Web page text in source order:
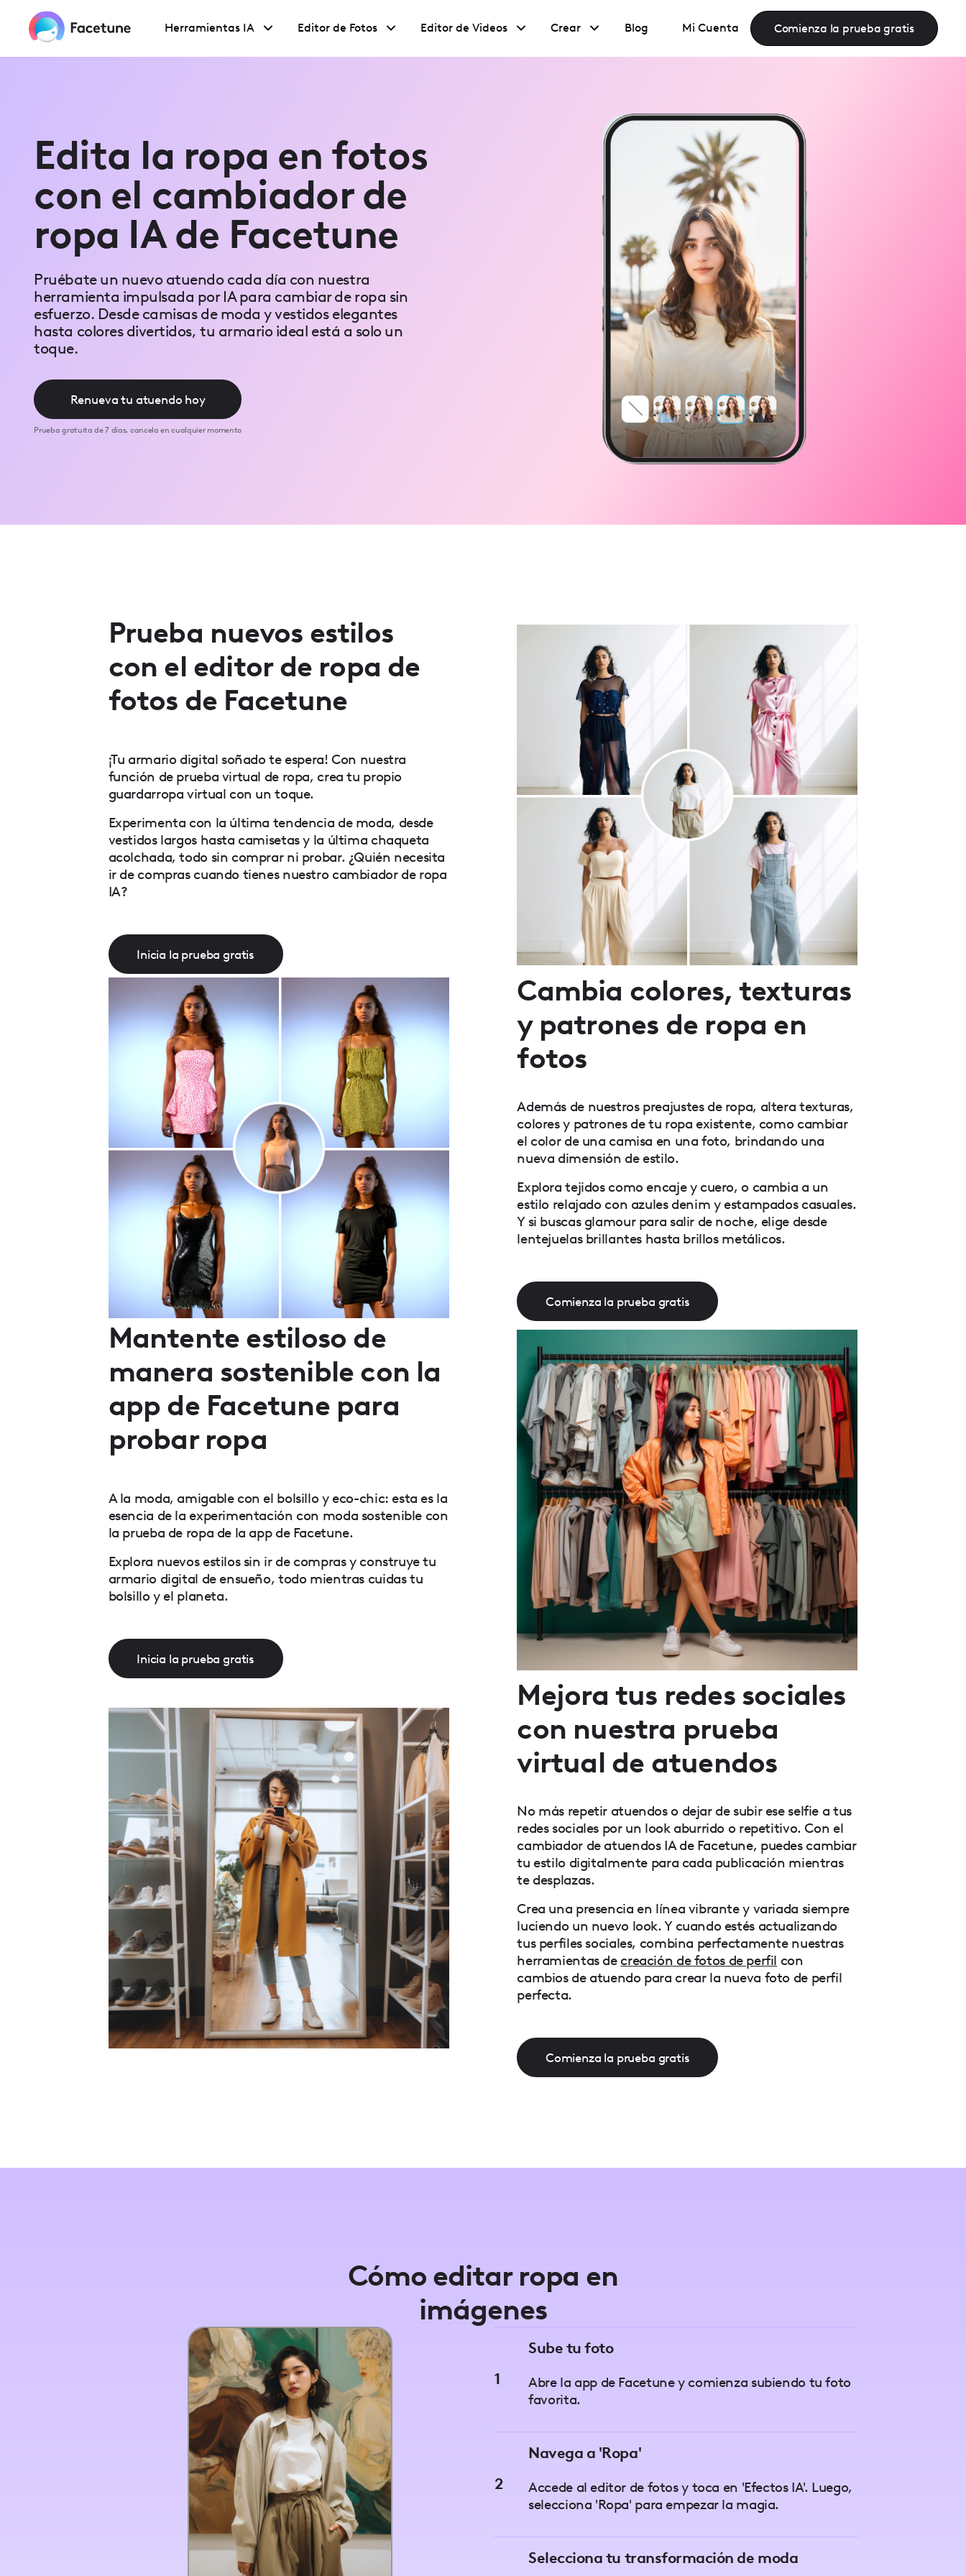
website
includes
disabilities
Control-
accessibility
Herramientas IA Editor de Fotos Editor de Videos Crear Blog Mi Cuenta Comienza la prueba gratis
Edita la ropa en fotos
con el cambiador de
ropa IA de Facetune
Pruébate un nuevo atuendo cada día con nuestra
herramienta impulsada por IA para cambiar de ropa sin
esfuerzo. Desde camisas de moda y vestidos elegantes
hasta colores divertidos, tu armario ideal está a solo un
toque.
Renueva tu atuendo hoy
Prueba gratuita de 7 días, cancela en cualquier momento
Prueba nuevos estilos
con el editor de ropa de
fotos de Facetune
¡Tu armario digital soñado te espera! Con nuestra
función de prueba virtual de ropa, crea tu propio
guardarropa virtual con un toque.
Experimenta con la última tendencia de moda, desde
vestidos largos hasta camisetas y la última chaqueta
acolchada, todo sin comprar ni probar. ¿Quién necesita
ir de compras cuando tienes nuestro cambiador de ropa
IA?
Inicia la prueba gratis
Cambia colores, texturas
y patrones de ropa en
fotos
Además de nuestros preajustes de ropa, altera texturas,
colores y patrones de tu ropa existente, como cambiar
el color de una camisa en una foto, brindando una
nueva dimensión de estilo.
Explora tejidos como encaje y cuero, o cambia a un
estilo relajado con azules denim y estampados casuales.
Y si buscas glamour para salir de noche, elige desde
lentejuelas brillantes hasta brillos metálicos.
Comienza la prueba gratis
Mantente estiloso de
manera sostenible con la
app de Facetune para
probar ropa
A la moda, amigable con el bolsillo y eco-chic: esta es la
esencia de la experimentación con moda sostenible con
la prueba de ropa de la app de Facetune.
Explora nuevos estilos sin ir de compras y construye tu
armario digital de ensueño, todo mientras cuidas tu
bolsillo y el planeta.
Inicia la prueba gratis
Mejora tus redes sociales
con nuestra prueba
virtual de atuendos
No más repetir atuendos o dejar de subir ese selfie a tus
redes sociales por un look aburrido o repetitivo. Con el
cambiador de atuendos IA de Facetune, puedes cambiar
tu estilo digitalmente para cada publicación mientras
te desplazas.
Crea una presencia en línea vibrante y variada siempre
luciendo un nuevo look. Y cuando estés actualizando
tus perfiles sociales, combina perfectamente nuestras
herramientas de creación de fotos de perfil con
cambios de atuendo para crear la nueva foto de perfil
perfecta.
Comienza la prueba gratis
Cómo editar ropa en
imágenes
1
Sube tu foto
Abre la app de Facetune y comienza subiendo tu foto
favorita.
2
Navega a 'Ropa'
Accede al editor de fotos y toca en 'Efectos IA'. Luego,
selecciona 'Ropa' para empezar la magia.
Selecciona tu transformación de moda